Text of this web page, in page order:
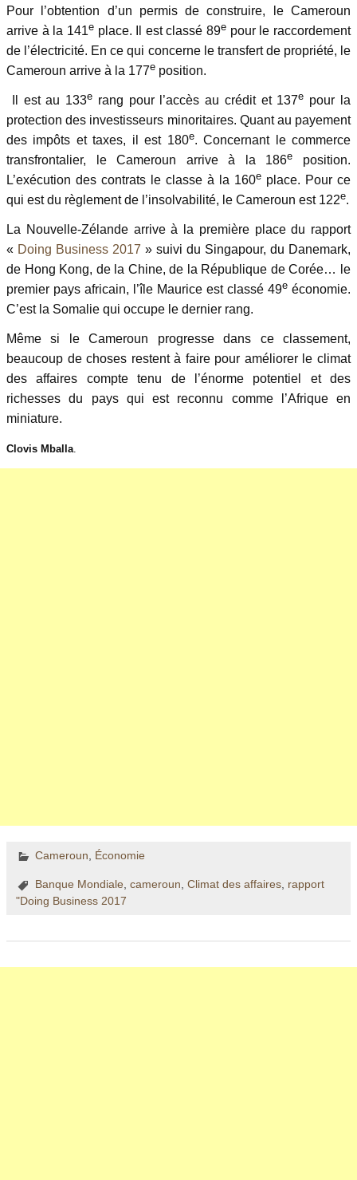
Pour l’obtention d’un permis de construire, le Cameroun
arrive à la 141eplace. Il est classé 89e pour le raccordement
de l’électricité. En ce qui concerne le transfert de propriété, le
Cameroun arrive à la 177e position.
Il est au 133e rang pour l’accès au crédit et 137e pour la
protection des investisseurs minoritaires. Quant au payement
des impôts et taxes, il est 180e. Concernant le commerce
transfrontalier, le Cameroun arrive à la 186e position.
L’exécution des contrats le classe à la 160e place. Pour ce
qui est du règlement de l’insolvabilité, le Cameroun est 122e.
La Nouvelle-Zélande arrive à la première place du rapport
« Doing Business 2017 » suivi du Singapour, du Danemark,
de Hong Kong, de la Chine, de la République de Corée… le
premier pays africain, l’île Maurice est classé 49e économie.
C’est la Somalie qui occupe le dernier rang.
Même si le Cameroun progresse dans ce classement,
beaucoup de choses restent à faire pour améliorer le climat
des affaires compte tenu de l’énorme potentiel et des
richesses du pays qui est reconnu comme l’Afrique en
miniature.
Clovis Mballa.
Cameroun, Économie
Banque Mondiale cameroun Climat des affaires, rapport
"Doing Business 2017